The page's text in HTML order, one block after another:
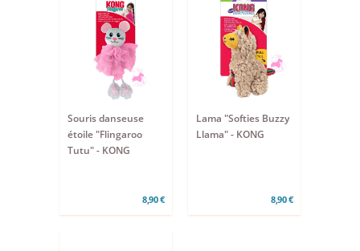
Souris danseuse
étoile "Flingaroo
Tutu" - KONG
8,90 €
Lama "Softies Buzzy
Llama" - KONG
8,90 €